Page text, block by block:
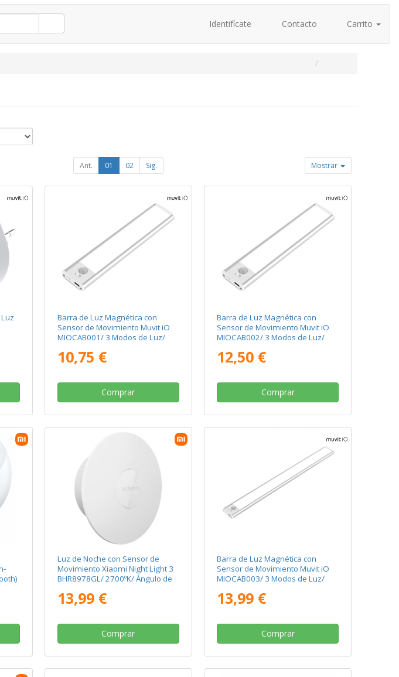
Identifícate Contacto Carrito
Ant. 01 02 Sig. Mostrar
Barra de Luz Magnética con
Sensor de Movimiento Muvit iO
MIOCAB001/ 3 Modos de Luz/
10,75 €
Comprar
Barra de Luz Magnética con
Sensor de Movimiento Muvit iO
MIOCAB002/ 3 Modos de Luz/
12,50 €
Comprar
Luz de Noche con Sensor de
Movimiento Xiaomi Night Light 3
BHR8978GL/ 2700ºK/ Ángulo de
13,99 €
Comprar
Barra de Luz Magnética con
Sensor de Movimiento Muvit iO
MIOCAB003/ 3 Modos de Luz/
13,99 €
Comprar